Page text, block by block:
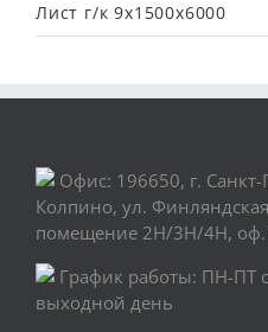
Лист г/к 9х1500х6000
Офис: 196650, г. Санкт-
Колпино, ул.
помещение 2Н/3Н/4Н, оф.
График работы: ПН-ПТ
выходной день